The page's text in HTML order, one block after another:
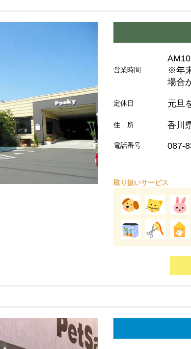
営業時間
※年
場合
定休日 元旦
住 所 香川
電話番号 087-
取り扱いサービス